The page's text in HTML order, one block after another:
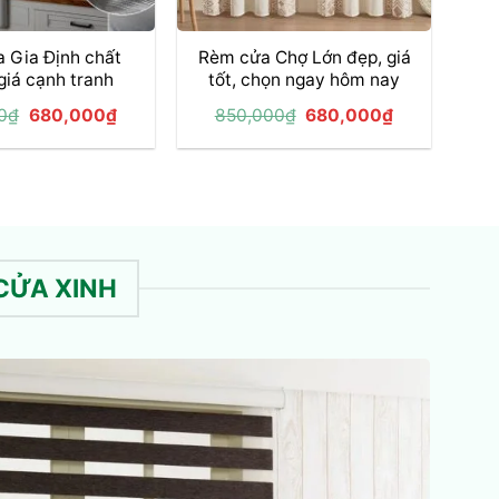
Gia Định chất
cạnh tranh
₫ Giá
là:
680,000₫Giá
hiện
tại
+
Rèm cửa Chợ Lớn đẹp, giá
tốt, chọn ngay hôm nay
850,000₫ Giá
là:
680,000₫Giá
tại
XINH